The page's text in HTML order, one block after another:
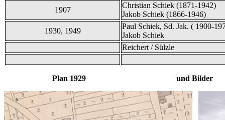
1907
Christian Schiek (1871-1942)
Jakob Schiek (1866-1946)
1930, 1949
Paul Schiek, Sd. Jak. ( 1900-
Jakob Schiek
Reichert / Sülzle
Plan 1929 und Bilder